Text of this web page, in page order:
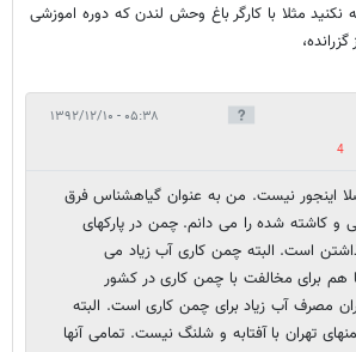
نكنيد مثلا با كارگر باغ وحش لندن كه دوره اموزشى
۰۵:۳۸ - ۱۳۹۲/۱۲/۱۰
4
اینجور نیست. من به عنوان گیاهشناس فرق
و کاشته شده را می دانم. چمن در پارکهای
است. البته چمن کاری آب زیاد می
هم برای مخالفت با چمن کاری در کشور
مصرف آب زیاد برای چمن کاری است. البته
تهران با آفتابه و شلنگ نیست. تمامی آنها